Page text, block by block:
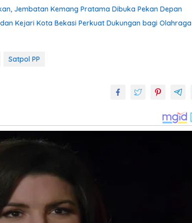
Jembatan Kemang Pratama Dibuka Pekan Depan
Kejari Kota Bekasi Perkuat Dukungan bagi Olahraga
Satpol PP